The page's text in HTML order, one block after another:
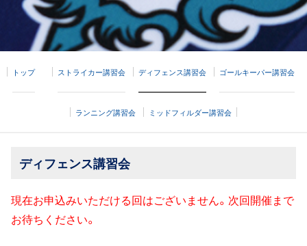
トップ ストライカー講習会 ディフェンス講習会 ゴールキーパー講習会
ランニング講習会 ミッドフィルダー講習会
ディフェンス講習会
現在お申込みいただける回はございません。次回開催まで
お待ちください。